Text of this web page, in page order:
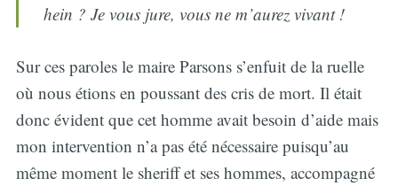
hein ? Je vous jure, vous ne m’aurez vivant !
Sur ces paroles le maire Parsons s’enfuit de la ruelle
où nous étions en poussant des cris de mort. Il était
donc évident que cet homme avait besoin d’aide mais
mon intervention n’a pas été nécessaire puisqu’au
même moment le sheriff et ses hommes, accompagné